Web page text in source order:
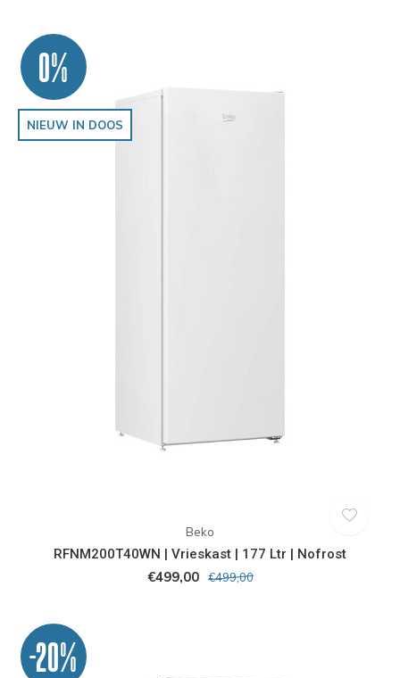
0%
NIEUW IN DOOS
Beko
RFNM200T40WN | Vrieskast | 177 Ltr | Nofrost
€499,00 €499,00
-20%